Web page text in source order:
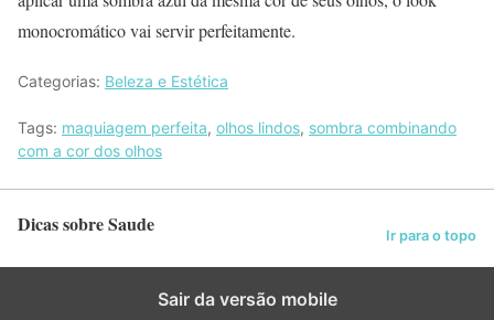
monocromático vai servir perfeitamente.
Categorias: Beleza e Estética
Tags: maquiagem perfeita, olhos lindos, sombra combinando
com a cor dos olhos
Dicas sobre Saude Ir para o topo
Sair da versão mobile